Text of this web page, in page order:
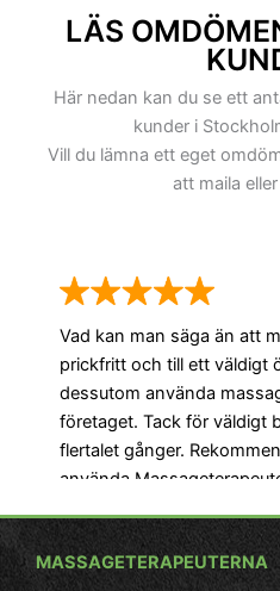
LÄS
Här nedan kan du se ett
kunder i
Vill du lämna ett eget
att maila
Vad kan man säga än att
prickfritt och till ett väldigt
dessutom använda
företaget. Tack för väldigt
flertalet gånger.
använda
- Roger, Bagarmossen
MASSAGETERAPEUTERNA